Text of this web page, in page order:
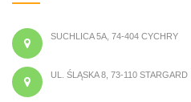
SUCHLICA 5A, 74-404 CYCHRY
UL. ŚLĄSKA 8, 73-110 STARGARD